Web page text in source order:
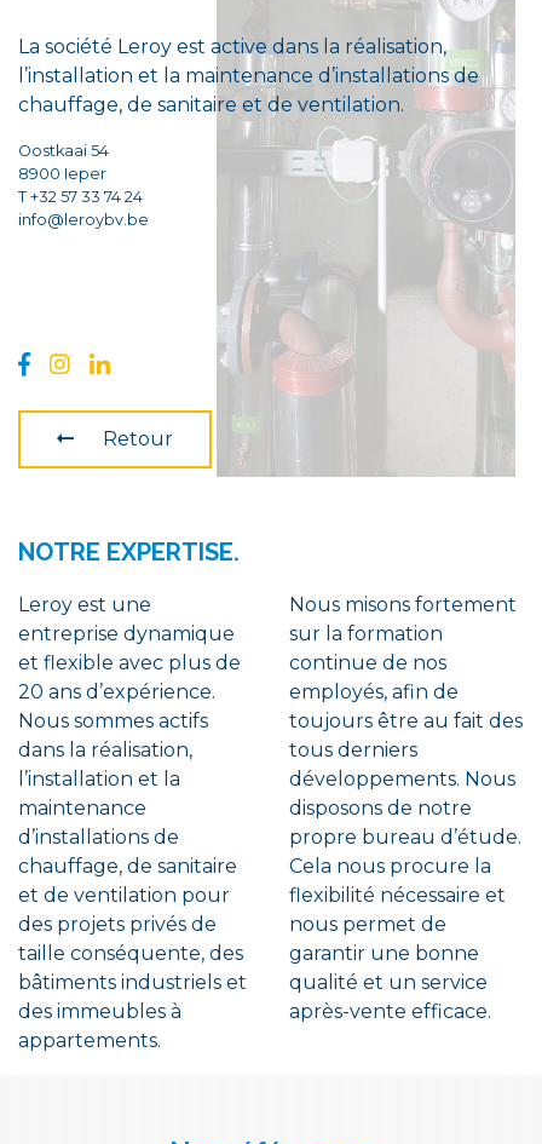
La société Leroy est active dans la réalisation,
l’installation et la maintenance d’installations de
chauffage, de sanitaire et de ventilation.
Oostkaai 54
8900 Ieper
T +32 57 33 74 24
info@leroybv.be
Retour
NOTRE EXPERTISE.
Leroy est une
entreprise dynamique
et flexible avec plus de
20 ans d’expérience.
Nous sommes actifs
dans la réalisation,
l’installation et la
maintenance
d’installations de
chauffage, de sanitaire
et de ventilation pour
des projets privés de
taille conséquente, des
bâtiments industriels et
des immeubles à
appartements.
Nous misons fortement
sur la formation
continue de nos
employés, afin de
toujours être au fait des
tous derniers
développements. Nous
disposons de notre
propre bureau d’étude.
Cela nous procure la
flexibilité nécessaire et
nous permet de
garantir une bonne
qualité et un service
après-vente efficace.